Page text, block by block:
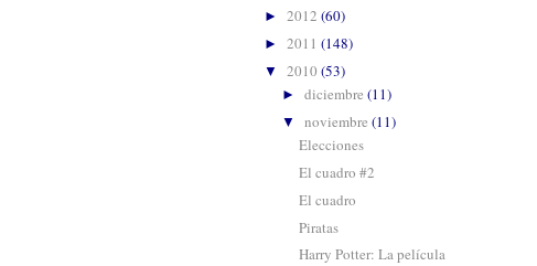
► 2012 (60)
► 2011 (148)
▼ 2010 (53)
► diciembre (11)
▼ noviembre (11)
Elecciones
El cuadro #2
El cuadro
Piratas
Harry Potter: La película